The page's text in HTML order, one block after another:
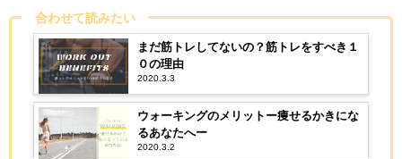
合わせて読みたい
まだ筋トレしてないの？筋トレをすべき１
０の理由
2020.3.3
ウォーキングのメリットー痩せるかきにな
るあなたへー
2020.3.2